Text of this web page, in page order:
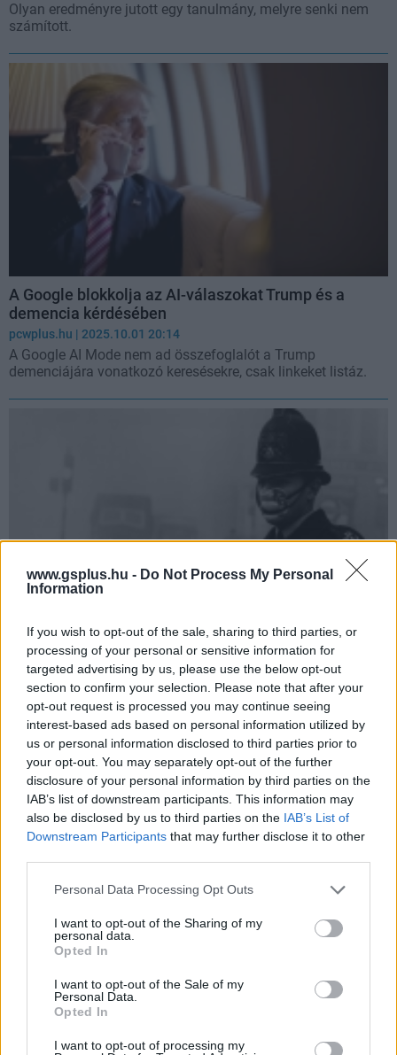
www.gsplus.hu - Do Not Process My Personal
Information
If you wish to opt-out of the sale, sharing to third parties, or
processing of your personal or sensitive information for
targeted advertising by us, please use the below opt-out
section to confirm your selection. Please note that after your
opt-out request is processed you may continue seeing
interest-based ads based on personal information utilized by
us or personal information disclosed to third parties prior to
your opt-out. You may separately opt-out of the further
disclosure of your personal information by third parties on the
IAB’s list of downstream participants. This information may
also be disclosed by us to third parties on the IAB’s List of
Downstream Participants that may further disclose it to other
Please note that this website/app uses one or more Google
not limited to your visit or usage behaviour. You may click to
grant or deny consent to Google and its third-party tags to
use your data for below specified purposes in below Google
consent section.
Personal Data Processing Opt Outs
I want to opt-out of the Sharing of my
personal data.
Opted In
I want to opt-out of the Sale of my
Personal Data.
Opted In
I want to opt-out of processing my
Olyan eredményre jutott egy tanulmány, melyre senki nem
számított.
A Google blokkolja az AI-válaszokat Trump és a
demencia kérdésében
pcwplus.hu | 2025.10.01 20:14
A Google AI Mode nem ad összefoglalót a Trump
demenciájára vonatkozó keresésekre, csak linkeket listáz.
Brit tudósok: demenciát okozhat a szmog
pcwplus.hu | 2025.07.26 08:31
Egyre biztosabb, hogy a légszennyezés nemcsak a tüdőre,
hanem az agyra is veszélyes.
felesége a színész állapotáról, de fontos céllal tette
A Today című műsorban adott interjút Emma Heming Willis,